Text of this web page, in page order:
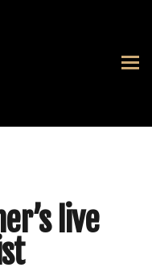
live